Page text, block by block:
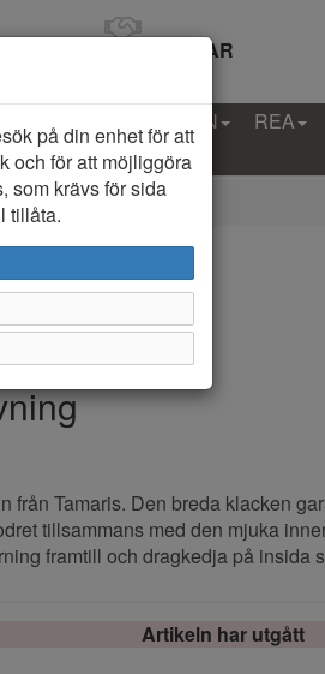
ÖPPET KÖP I 14 DAGAR
PROVKOLLEKTION REA
25250
från Tamaris. Den breda klacken
tillsammans med den mjuka
framtill och dragkedja på insida
Artikeln har utgått
på din enhet för att
och för att möjliggöra
som krävs för sida
tillåta.